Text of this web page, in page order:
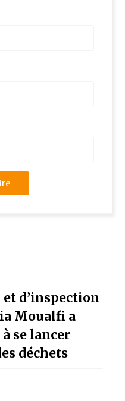
d’inspection
Moualfi a
se lancer
déchets